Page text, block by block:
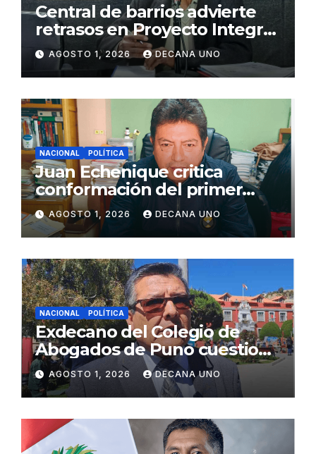
Central de barrios advierte
retrasos en Proyecto Integral
de Agua y Alcantarillado para
Juliaca
AGOSTO 1, 2026 DECANA UNO
NACIONAL POLÍTICA
Juan Echenique critica
conformación del primer
gabinete ministerial de Keiko
Fujimori
AGOSTO 1, 2026 DECANA UNO
NACIONAL POLÍTICA
Exdecano del Colegio de
Abogados de Puno cuestiona
propuestas sobre seguridad
ciudadana
AGOSTO 1, 2026 DECANA UNO